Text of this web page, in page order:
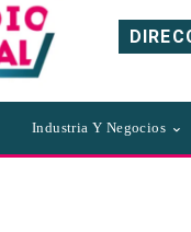
Industria Y Negocios